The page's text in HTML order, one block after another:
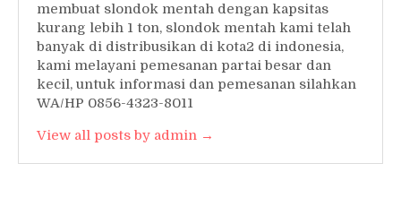
membuat slondok mentah dengan kapsitas
kurang lebih 1 ton, slondok mentah kami telah
banyak di distribusikan di kota2 di indonesia,
kami melayani pemesanan partai besar dan
kecil, untuk informasi dan pemesanan silahkan
WA/HP 0856-4323-8011
View all posts by admin →